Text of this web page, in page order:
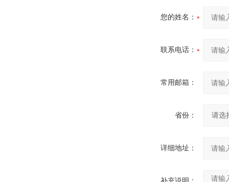
您的姓名：
联系电话：
常用邮箱：
省份：
详细地址：